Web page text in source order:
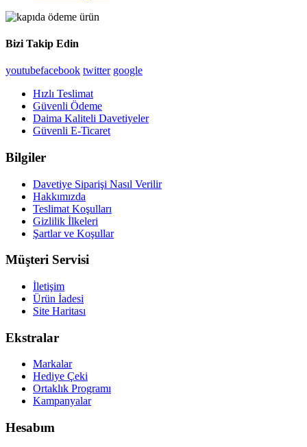
Bizi Takip Edin
youtubefacebook twitter google
Hızlı Teslimat
Güvenli Ödeme
Daima Kaliteli Davetiyeler
Güvenli E-Ticaret
Bilgiler
Davetiye Siparişi Nasıl Verilir
Hakkımızda
Teslimat Koşulları
Gizlilik İlkeleri
Şartlar ve Koşullar
Müşteri Servisi
İletişim
Ürün İadesi
Site Haritası
Ekstralar
Markalar
Hediye Çeki
Ortaklık Programı
Kampanyalar
Hesabım